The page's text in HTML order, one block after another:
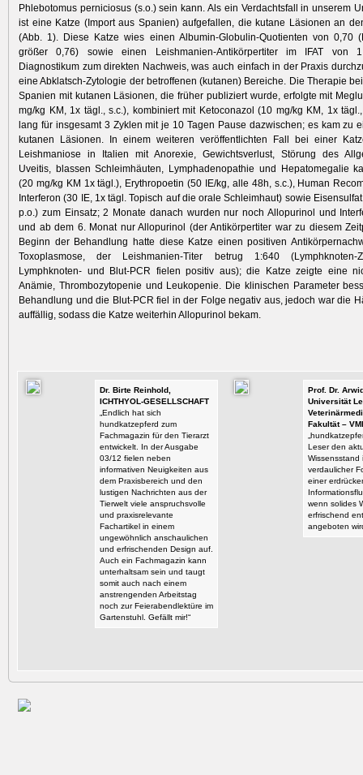
Phlebotomus perniciosus (s.o.) sein kann. Als ein Verdachtsfall in unserem
ist eine Katze (Import aus Spanien) aufgefallen, die kutane Läsionen an
(Abb. 1). Diese Katze wies einen Albumin-Globulin-Quotienten von 0,70
größer 0,76) sowie einen Leishmanien-Antikörpertiter im IFAT von
Diagnostikum zum direkten Nachweis, was auch einfach in der Praxis
eine Abklatsch-Zytologie der betroffenen (kutanen) Bereiche. Die Therapie
Spanien mit kutanen Läsionen, die früher publiziert wurde, erfolgte mit
mg/kg KM, 1x tägl., s.c.), kombiniert mit Ketoconazol (10 mg/kg KM, 1x
lang für insgesamt 3 Zyklen mit je 10 Tagen Pause dazwischen; es kam zu
kutanen Läsionen. In einem weiteren veröffentlichten Fall bei einer
Leishmaniose in Italien mit Anorexie, Gewichtsverlust, Störung des
Uveitis, blassen Schleimhäuten, Lymphadenopathie und Hepatomegalie
(20 mg/kg KM 1x tägl.), Erythropoetin (50 IE/kg, alle 48h, s.c.), Human
Interferon (30 IE, 1x tägl. Topisch auf die orale Schleimhaut) sowie
p.o.) zum Einsatz; 2 Monate danach wurden nur noch Allopurinol und
und ab dem 6. Monat nur Allopurinol (der Antikörpertiter war zu diesem
Beginn der Behandlung hatte diese Katze einen positiven
Toxoplasmose, der Leishmanien-Titer betrug 1:640 (Lymphknoten-
Lymphknoten- und Blut-PCR fielen positiv aus); die Katze zeigte eine
Anämie, Thrombozytopenie und Leukopenie. Die klinischen Parameter
Behandlung und die Blut-PCR fiel in der Folge negativ aus, jedoch war die
auffällig, sodass die Katze weiterhin Allopurinol bekam.
Dr. Birte Reinhold,
ICHTHYOL-GESELLSCHAFT
„Endlich hat sich
hundkatzepferd zum
Fachmagazin für den Tierarzt
entwickelt. In der Ausgabe
03/12 fielen neben
informativen Neuigkeiten aus
dem Praxisbereich und den
lustigen Nachrichten aus der
Tierwelt viele anspruchsvolle
und praxisrelevante
Fachartikel in einem
ungewöhnlich anschaulichen
und erfrischenden Design auf.
Auch ein Fachmagazin kann
unterhaltsam sein und taugt
somit auch nach einem
anstrengenden Arbeitstag
noch zur Feierabendlektüre im
Gartenstuhl. Gefällt mir!“
Prof. Dr.
Universität
Fakultät –
Leser den
Wissensstand
verdaulicher
einer
wenn solides
erfrischend
angeboten